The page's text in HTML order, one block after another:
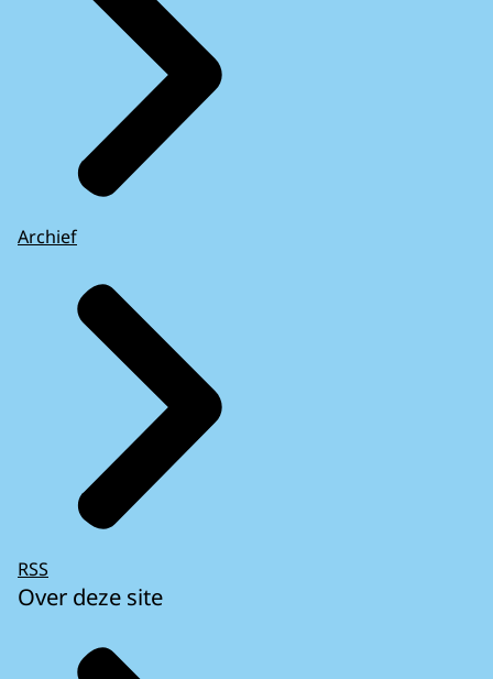
Archief
RSS
Over deze site